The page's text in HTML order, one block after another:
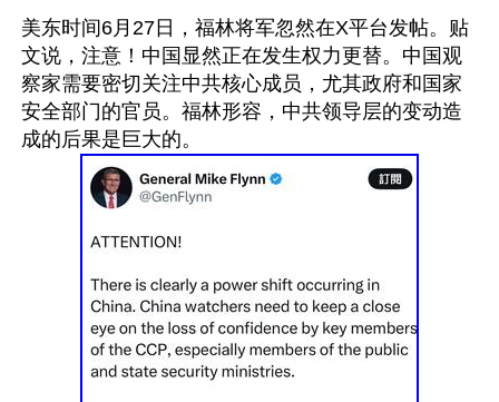
美东时间6月27日，福林将军忽然在X平台发帖。贴
文说，注意！中国显然正在发生权力更替。中国观
察家需要密切关注中共核心成员，尤其政府和国家
安全部门的官员。福林形容，中共领导层的变动造